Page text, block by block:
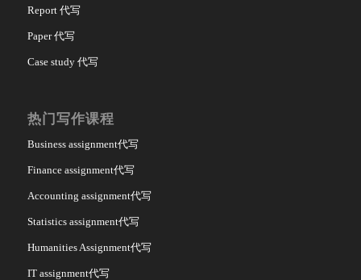
Report 代写
Paper 代写
Case study 代写
热门写作课程
Business assignment代写
Finance assignment代写
Accounting assignment代写
Statistics assignment代写
Humanities Assignment代写
IT assignment代写